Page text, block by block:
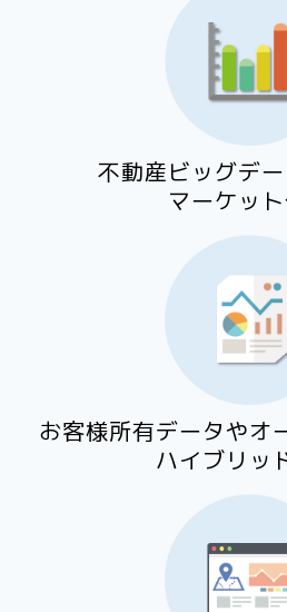
不動産ビッグデ
マーケッ
お客様所有データやオ
ハイブリッ